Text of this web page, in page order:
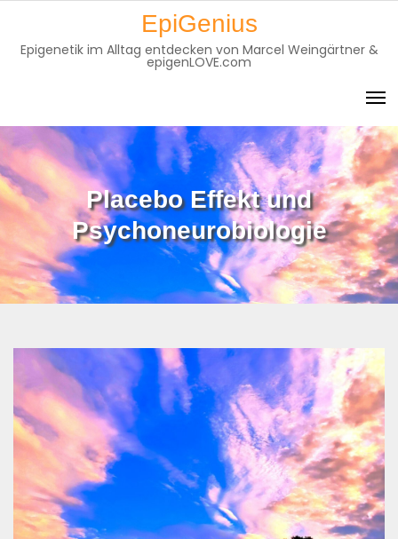
content
EpiGenius
Epigenetik im Alltag entdecken von Marcel Weingärtner &
epigenLOVE.com
Placebo Effekt und
Psychoneurobiologie